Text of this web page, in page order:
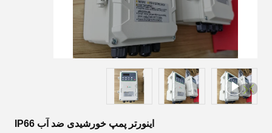
اینورتر پمپ خورشیدی ضد آب IP66